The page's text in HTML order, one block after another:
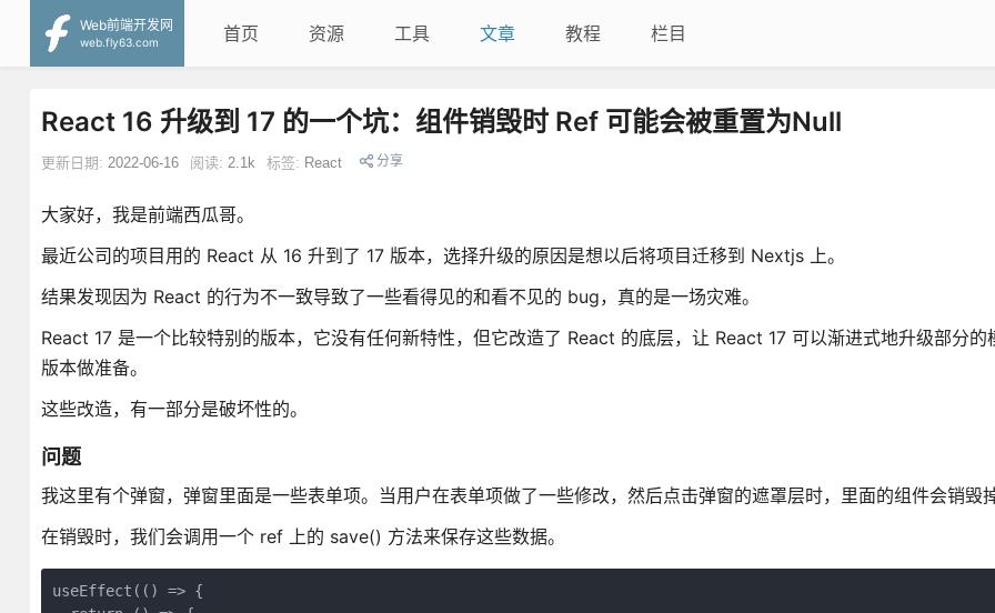
Web前端开发网
web.fly63.com
首页 资源 工具 文章 教程 栏目
React 16 升级到 17 的一个坑：组件销毁时 Ref 可能会被重置为Null
更新日期: 2022-06-16 阅读: 2.1k 标签: React 分享
大家好，我是前端西瓜哥。
最近公司的项目用的 React 从 16 升到了 17 版本，选择升级的原因是想以后将项目迁移到 Nextjs 上。
结果发现因为 React 的行为不一致导致了一些看得见的和看不见的 bug，真的是一场灾难。
React 17 是一个比较特别的版本，它没有任何新特性，但它改造了 React 的底层，让 React 17 可以渐进式地升级部分的
版本做准备。
这些改造，有一部分是破坏性的。
问题
我这里有个弹窗，弹窗里面是一些表单项。当用户在表单项做了一些修改，然后点击弹窗的遮罩层时，里面的组件会销毁掉
在销毁时，我们会调用一个 ref 上的 save() 方法来保存这些数据。
useEffect(() => {